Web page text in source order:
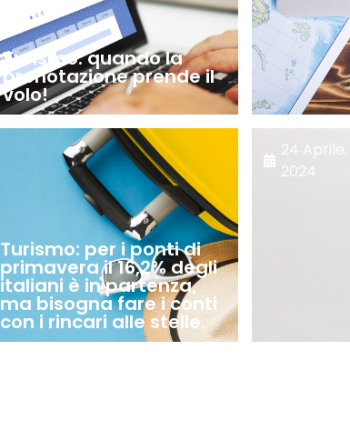
Turismo: quando la
prenotazione prende il
volo!
Turismo: per i ponti di
primavera il 16,2% degli
italiani è in partenza,
ma bisogna fare i conti
con i rincari alle stelle.
24 Aprile,
2024